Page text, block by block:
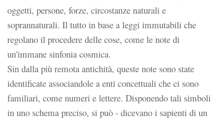
oggetti, persone, forze, circostanze naturali e
soprannaturali. Il tutto in base a leggi immutabili che
regolano il procedere delle cose, come le note di
un'immane sinfonia cosmica.
Sin dalla più remota antichità, queste note sono state
identificate associandole a enti concettuali che ci sono
familiari, come numeri e lettere. Disponendo tali simboli
in uno schema preciso, si può - dicevano i sapienti di un